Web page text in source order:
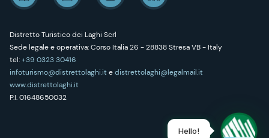
Distretto Turistico dei Laghi Scrl
Sede legale e operativa: Corso Italia 26 - 28838 Stresa VB - Italy
tel:+39 0323 30416
infoturismo@distrettolaghi.itedistrettolaghi@legalmail.it
www.distrettolaghi.it
P.I. 01648650032